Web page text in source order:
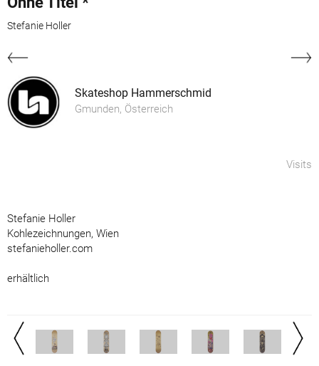
Stefanie Holler
Skateshop Hammerschmid
Gmunden, Österreich
Visits
Stefanie Holler
Kohlezeichnungen, Wien
stefanieholler.com
erhältlich